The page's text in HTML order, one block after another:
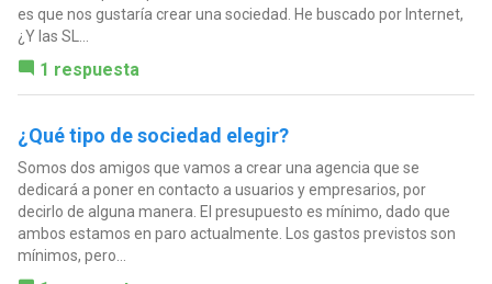
es que nos gustaría crear una sociedad. He buscado por Internet,
¿Y las SL...
1 respuesta
¿Qué tipo de sociedad elegir?
Somos dos amigos que vamos a crear una agencia que se
dedicará a poner en contacto a usuarios y empresarios, por
decirlo de alguna manera. El presupuesto es mínimo, dado que
ambos estamos en paro actualmente. Los gastos previstos son
mínimos, pero...